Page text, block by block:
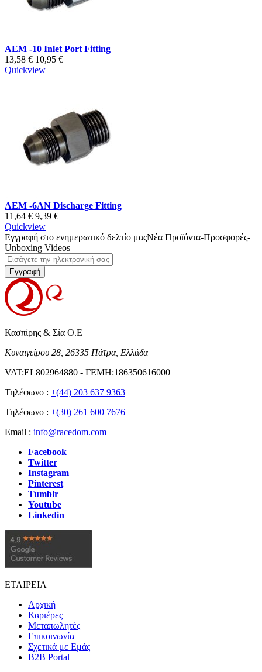
AEM -10 Inlet Port Fitting
13,58 € 10,95 €
Quickview
AEM -6AN Discharge Fitting
11,64 € 9,39 €
Quickview
Εγγραφή στο ενημερωτικό δελτίο μαςΝέα Προϊόντα-Προσφορές-
Unboxing Videos
Εγγραφή
Κασπίρης & Σία Ο.Ε
Κυναιγείρου 28, 26335 Πάτρα, Ελλάδα
VAT:EL802964880 - ΓΕΜΗ:186350616000
Τηλέφωνο : +(44) 203 637 9363
Τηλέφωνο : +(30) 261 600 7676
Email : info@racedom.com
Facebook
Twitter
Instagram
Pinterest
Tumblr
Youtube
Linkedin
ΕΤΑΙΡΕΙΑ
Αρχική
Καριέρες
Μεταπωλητές
Επικοινωνία
Σχετικά με Εμάς
B2B Portal